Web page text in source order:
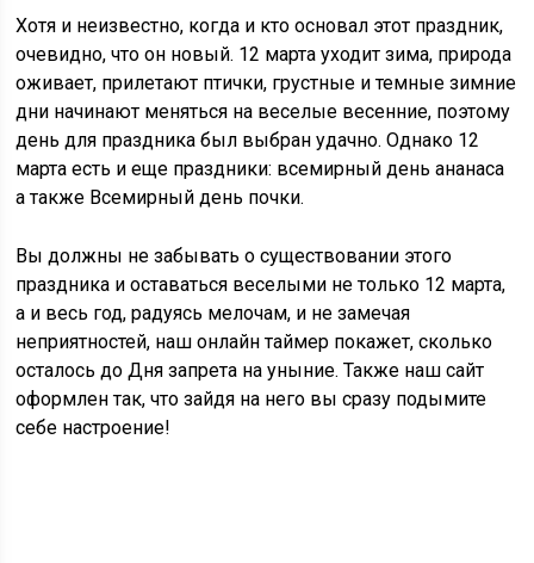
Хотя и неизвестно, когда и кто основал этот праздник,
очевидно, что он новый. 12 марта уходит зима, природа
оживает, прилетают птички, грустные и темные зимние
дни начинают меняться на веселые весенние, поэтому
день для праздника был выбран удачно. Однако 12
марта есть и еще праздники: всемирный день ананаса
а также Всемирный день почки.
Вы должны не забывать о существовании этого
праздника и оставаться веселыми не только 12 марта,
а и весь год, радуясь мелочам, и не замечая
неприятностей, наш онлайн таймер покажет, сколько
осталось до Дня запрета на уныние. Также наш сайт
оформлен так, что зайдя на него вы сразу подымите
себе настроение!